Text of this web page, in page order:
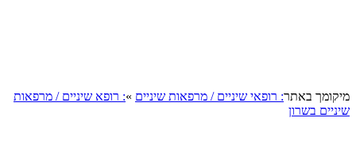
באתר: רופאי שיניים / מרפאות שיניים»: רופא שיניים / מרפאות
בשרון